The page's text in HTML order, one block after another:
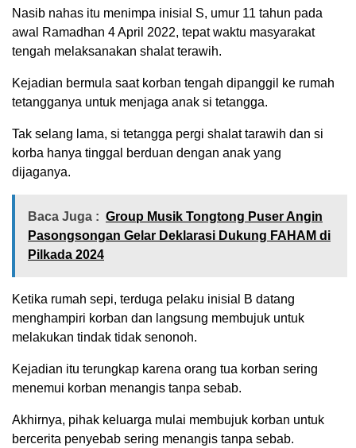
Nasib nahas itu menimpa inisial S, umur 11 tahun pada
awal Ramadhan 4 April 2022, tepat waktu masyarakat
tengah melaksanakan shalat terawih.
Kejadian bermula saat korban tengah dipanggil ke rumah
tetangganya untuk menjaga anak si tetangga.
Tak selang lama, si tetangga pergi shalat tarawih dan si
korba hanya tinggal berduan dengan anak yang
dijaganya.
Baca Juga : Group Musik Tongtong Puser Angin
Pasongsongan Gelar Deklarasi Dukung FAHAM di
Pilkada 2024
Ketika rumah sepi, terduga pelaku inisial B datang
menghampiri korban dan langsung membujuk untuk
melakukan tindak tidak senonoh.
Kejadian itu terungkap karena orang tua korban sering
menemui korban menangis tanpa sebab.
Akhirnya, pihak keluarga mulai membujuk korban untuk
bercerita penyebab sering menangis tanpa sebab.